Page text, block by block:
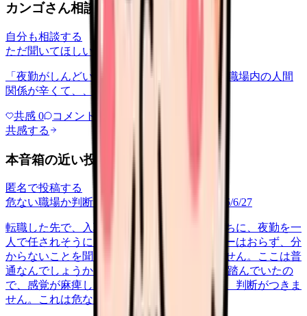
カンゴさん相談室から共有された相談
自分も相談する
ただ聞いてほしい
2026/6/13
「夜勤がしんどい」について相談したいです 職場内の人間
関係が辛くて、、、
共感 0 コメント
共感する
本音箱の近い投稿
匿名で投稿する
危ない職場か判断してほしい
2026/6/27
転職した先で、入職して二ヶ月も経たないうちに、夜勤を一
人で任されそうになっています。プリセプターはおらず、分
からないことを聞ける相手も日によっていません。ここは普
通なんでしょうか。 前の職場はもっと段階を踏んでいたの
で、感覚が麻痺しているのか自分が甘いのか、判断がつきま
せん。これは危ない環境なのか…